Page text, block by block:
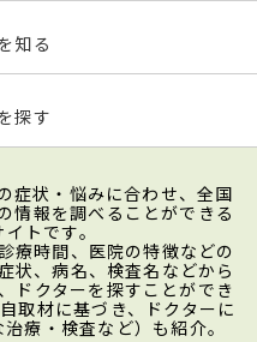
知る
探す
症状・悩みに合わせ、全国
情報を調べることができる
トです。
療時間、医院の特徴などの
状、病名、検査名などから
ドクターを探すことができ
取材に基づき、ドクターに
療・検査など）も紹介。